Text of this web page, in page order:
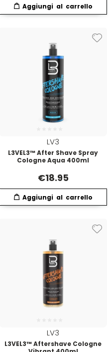
LV3
L3VEL3™ After Shave Spray
Cologne Aqua 400ml
€18.95
LV3
L3VEL3™ Aftershave Cologne